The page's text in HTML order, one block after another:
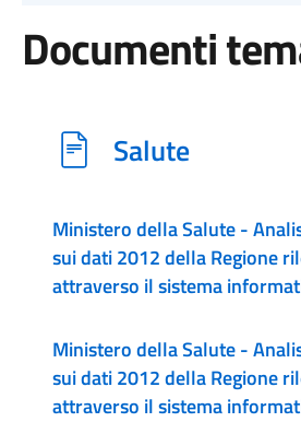
Documenti
Salute
Ministero della Salute -
sui dati 2012 della Regione
attraverso il sistema
Ministero della Salute -
sui dati 2012 della Regione
attraverso il sistema